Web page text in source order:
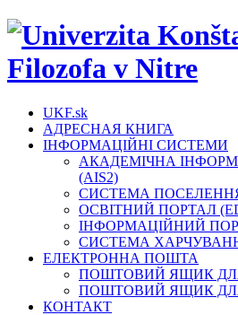
UKF.sk
АДРЕСНАЯ КНИГА
ІНФОРМАЦІЙНІ СИСТЕМИ
АКАДЕМІЧНА
(AIS2)
СИСТЕМА
ОСВІТНИЙ ПОРТАЛ
ІНФОРМАЦІЙНИЙ
СИСТЕМА
ЕЛЕКТРОННА ПОШТА
ПОШТОВИЙ ЯЩИК
ПОШТОВИЙ ЯЩИК
КОНТАКТ